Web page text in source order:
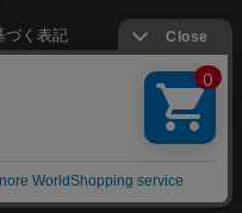
づく表記
All Rights Reserved.